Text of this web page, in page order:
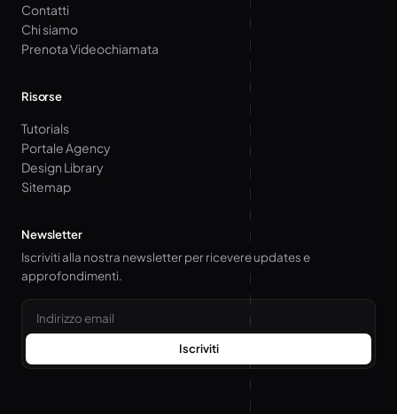
Contatti
Chi siamo
Prenota Videochiamata
Risorse
Tutorials
Portale Agency
Design Library
Sitemap
Newsletter
Iscriviti alla nostra newsletter per ricevere updates e
approfondimenti.
Email
Iscriviti